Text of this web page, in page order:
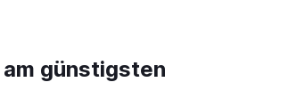
günstigsten